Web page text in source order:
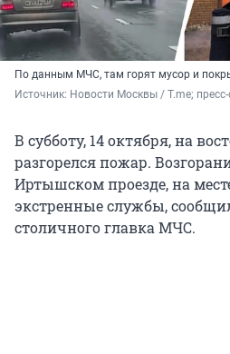
По данным МЧС, там горят мусор и
Источник: Новости Москвы / T.me;
В субботу, 14 октября, на
разгорелся пожар.
Иртышском проезде, на
экстренные службы,
столичного главка МЧС.